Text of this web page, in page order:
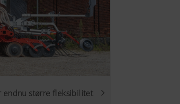
større fleksibilitet